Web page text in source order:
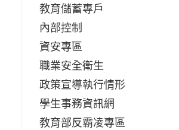
教育儲蓄專戶
內部控制
資安專區
職業安全衛生
政策宣導執行情形
學生事務資訊網
教育部反霸凌專區